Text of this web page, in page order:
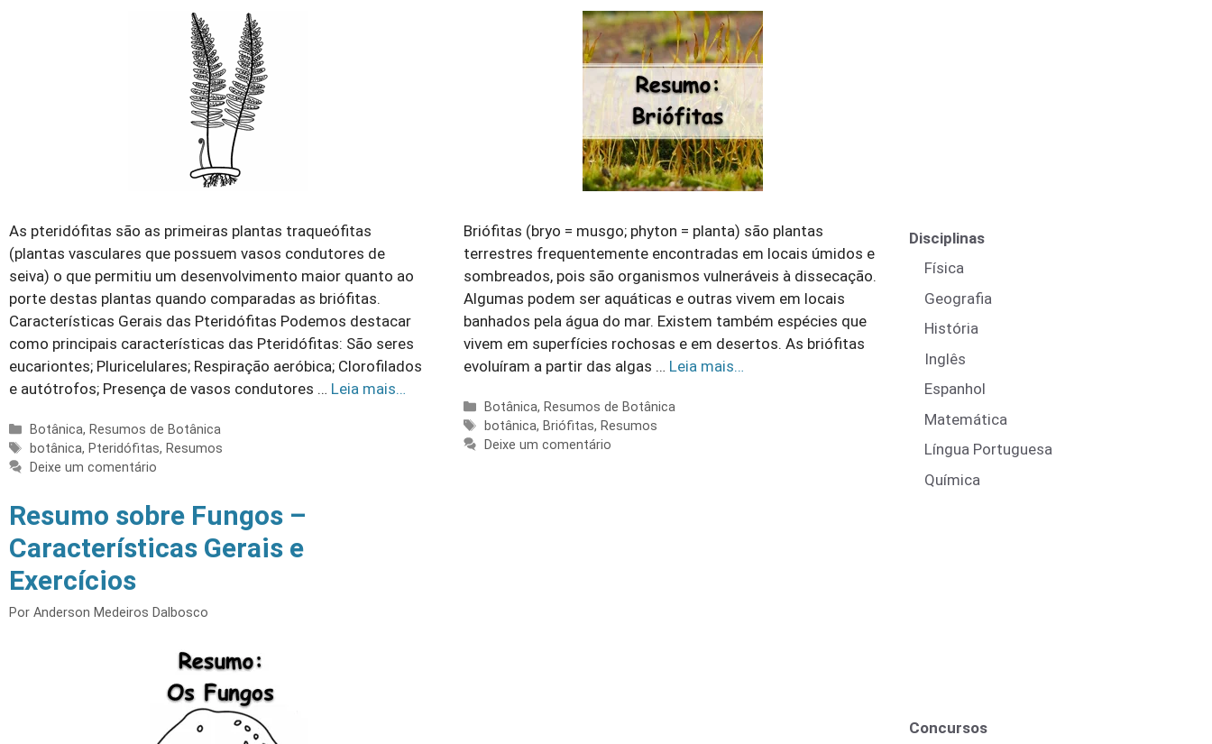
As pteridófitas são as primeiras plantas traqueófitas
(plantas vasculares que possuem vasos condutores de
seiva) o que permitiu um desenvolvimento maior quanto ao
porte destas plantas quando comparadas as briófitas.
Características Gerais das Pteridófitas Podemos destacar
como principais características das Pteridófitas: São seres
eucariontes; Pluricelulares; Respiração aeróbica; Clorofilados
e autótrofos; Presença de vasos condutores … Leia mais…
Categorias
Botânica, Resumos de Botânica
Tags
botânica, Pteridófitas, Resumos
Deixe um comentário
Briófitas (bryo = musgo; phyton = planta) são plantas
terrestres frequentemente encontradas em locais úmidos e
sombreados, pois são organismos vulneráveis à dissecação.
Algumas podem ser aquáticas e outras vivem em locais
banhados pela água do mar. Existem também espécies que
vivem em superfícies rochosas e em desertos. As briófitas
evoluíram a partir das algas … Leia mais…
Categorias
Botânica, Resumos de Botânica
Tags
botânica, Briófitas, Resumos
Deixe um comentário
Resumo sobre Fungos –
Características Gerais e
Exercícios
Por Anderson Medeiros Dalbosco
Disciplinas
Física
Geografia
História
Inglês
Espanhol
Matemática
Língua Portuguesa
Química
Concursos